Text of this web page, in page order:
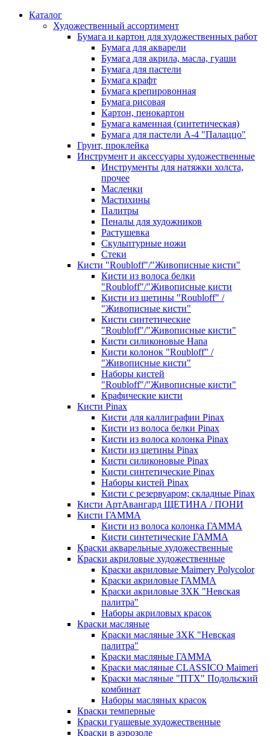
Каталог
Художественный ассортимент
Бумага и картон для художественных работ
Бумага для акварели
Бумага для акрила, масла, гуаши
Бумага для пастели
Бумага крафт
Бумага крепировонная
Бумага рисовая
Картон, пенокартон
Бумага каменная (синтетическая)
Бумага для пастели А-4 "Палаццо"
Грунт, проклейка
Инструмент и аксессуары художественные
Инструменты для натяжки холста,
прочее
Масленки
Мастихины
Палитры
Пеналы для художников
Растушевка
Скульптурные ножи
Стеки
Кисти "Roubloff"/"Живописные кисти"
Кисти из волоса белки
"Roubloff"/"Живописные кисти
Кисти из щетины "Roubloff" /
"Живописные кисти"
Кисти синтетические
"Roubloff"/"Живописные кисти"
Кисти силиконовые Hana
Кисти колонок "Roubloff" /
"Живописные кисти"
Наборы кистей
"Roubloff"/"Живописные кисти"
Крафические кисти
Кисти Pinax
Кисти для каллиграфии Pinax
Кисти из волоса белки Pinax
Кисти из волоса колонка Pinax
Кисти из щетины Pinax
Кисти силиконовые Pinax
Кисти синтетические Pinax
Наборы кистей Pinax
Кисти с резервуаром; складные Pinax
Кисти АртАвангард ЩЕТИНА / ПОНИ
Кисти ГАММА
Кисти из волоса колонка ГАММА
Кисти синтетические ГАММА
Краски акварельные художественные
Краски акриловые художественные
Краски акриловые Maimery Polycolor
Краски акриловые ГАММА
Краски акриловые ЗХК "Невская
палитра"
Наборы акриловых красок
Краски масляные
Краски масляные ЗХК "Невская
палитра"
Краски масляные ГАММА
Краски масляные CLASSICO Maimeri
Краски масляные "ПТХ" Подольский
комбинат
Наборы масляных красок
Краски темперные
Краски гуашевые художественные
Краски в аэрозоле